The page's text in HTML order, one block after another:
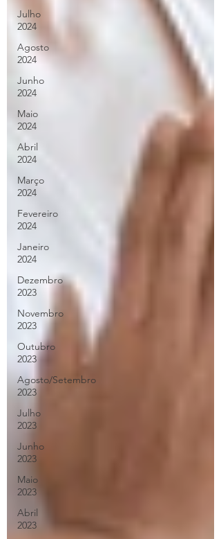
Julho
2024
Agosto
2024
Junho
2024
Maio
2024
Abril
2024
Março
2024
Fevereiro
2024
Janeiro
2024
Dezembro
2023
Novembro
2023
Outubro
2023
Agosto/Setembro
2023
Julho
2023
Junho
2023
Maio
2023
Abril
2023